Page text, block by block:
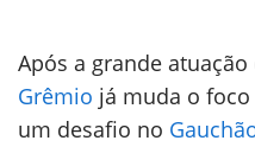
Após a grande
Grêmio já muda o
um desafio no